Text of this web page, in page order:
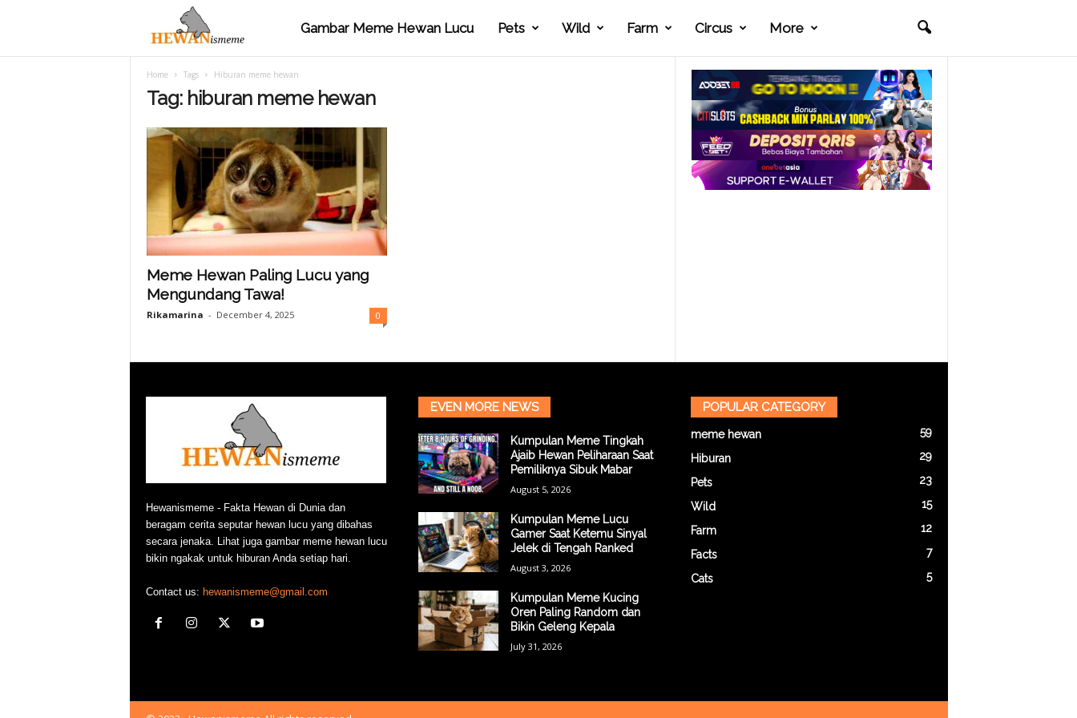
m
e
w
Gambar Meme Hewan Lucu Pets Wild Farm Circus More
Home Tags Hiburan meme hewan
Tag: hiburan meme hewan
Meme Hewan Paling Lucu yang
Mengundang Tawa!
Rikamarina - December 4, 2025 0
Hewanismeme - Fakta Hewan di Dunia dan
beragam cerita seputar hewan lucu yang dibahas
secara jenaka. Lihat juga gambar meme hewan lucu
bikin ngakak untuk hiburan Anda setiap hari.
Contact us: hewanismeme@gmail.com
EVEN MORE NEWS
Kumpulan Meme Tingkah
Ajaib Hewan Peliharaan Saat
Pemiliknya Sibuk Mabar
August 5, 2026
Kumpulan Meme Lucu
Gamer Saat Ketemu Sinyal
Jelek di Tengah Ranked
August 3, 2026
Kumpulan Meme Kucing
Oren Paling Random dan
Bikin Geleng Kepala
July 31, 2026
POPULAR CATEGORY
meme hewan 59
Hiburan 29
Pets 23
Wild 15
Farm 12
Facts 7
Cats 5